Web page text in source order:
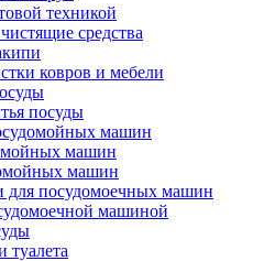
техникой
средства
ковров и мебели
посуды
машин
машин
машин
для посудомоечных машин
машиной
туалета